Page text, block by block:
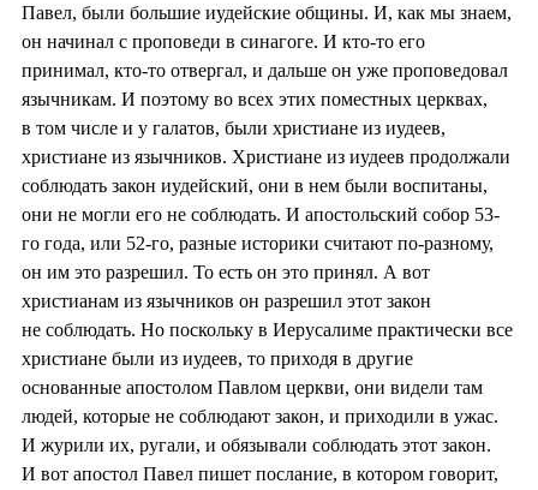
Павел, были большие иудейские общины. И, как мы знаем,
он начинал с проповеди в синагоге. И кто-то его
принимал, кто-то отвергал, и дальше он уже проповедовал
язычникам. И поэтому во всех этих поместных церквах,
в том числе и у галатов, были христиане из иудеев,
христиане из язычников. Христиане из иудеев продолжали
соблюдать закон иудейский, они в нем были воспитаны,
они не могли его не соблюдать. И апостольский собор 53-
го года, или 52-го, разные историки считают по-разному,
он им это разрешил. То есть он это принял. А вот
христианам из язычников он разрешил этот закон
не соблюдать. Но поскольку в Иерусалиме практически все
христиане были из иудеев, то приходя в другие
основанные апостолом Павлом церкви, они видели там
людей, которые не соблюдают закон, и приходили в ужас.
И журили их, ругали, и обязывали соблюдать этот закон.
И вот апостол Павел пишет послание, в котором говорит,